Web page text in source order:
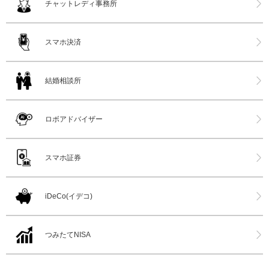
チャットレディ事務所
スマホ決済
結婚相談所
ロボアドバイザー
スマホ証券
iDeCo(イデコ)
つみたてNISA